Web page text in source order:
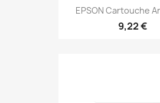
EPSON Cartouche
9,22 €